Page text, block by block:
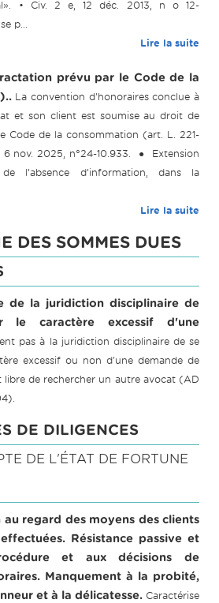
• Civ. 2 e, 12 déc. 2013, n o 12-
p...
Lire la suite
prévu par le Code de la
La convention d'honoraires conclue à
et son client est soumise au droit de
Code de la consommation (art. L. 221-
nov. 2025, n°24-10.933. ● Extension
l’absence d’information, dans la
Lire la suite
DES SOMMES DUES
de la juridiction disciplinaire de
le caractère excessif d'une
pas à la juridiction disciplinaire de se
excessif ou non d'une demande de
libre de rechercher un autre avocat (AD
DE DILIGENCES
DE L'ÉTAT DE FORTUNE
regard des moyens des clients
Résistance passive et
et aux décisions de
Manquement à la probité,
et à la délicatesse. Caractérise